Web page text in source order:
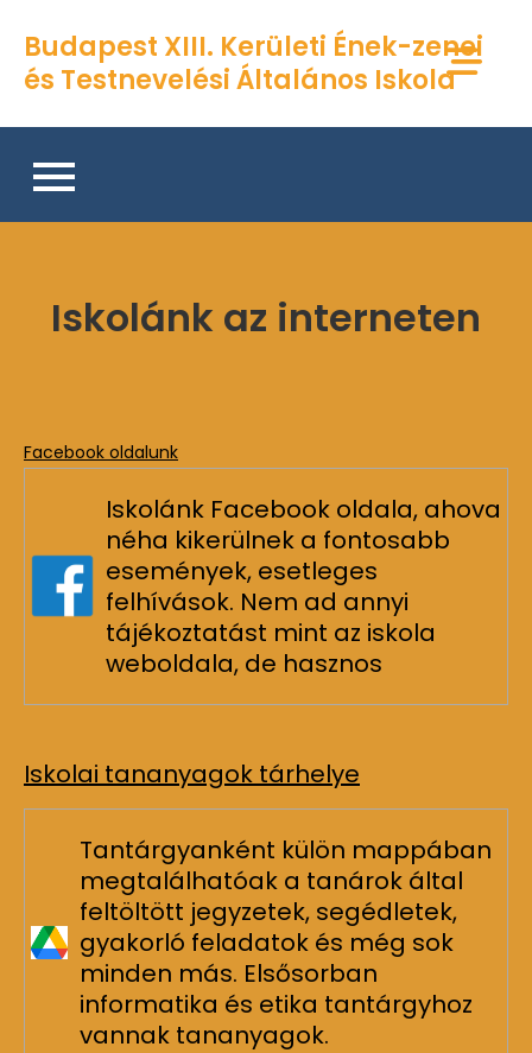
content
Budapest XIII. Kerületi Ének-zenei
és Testnevelési Általános Iskola
Iskolánk az interneten
Facebook oldalunk
Iskolánk Facebook oldala, ahova
néha kikerülnek a fontosabb
események, esetleges
felhívások. Nem ad annyi
tájékoztatást mint az iskola
weboldala, de hasznos
Iskolai tananyagok tárhelye
Tantárgyanként külön mappában
megtalálhatóak a tanárok által
feltöltött jegyzetek, segédletek,
gyakorló feladatok és még sok
minden más. Elsősorban
informatika és etika tantárgyhoz
vannak tananyagok.